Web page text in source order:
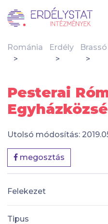
Románia Erdély Brassó
Pesterai
Utolsó módosítás:
megosztás
Felekezet
Tipus